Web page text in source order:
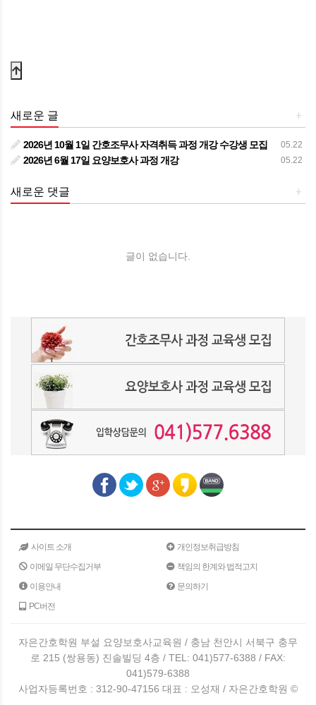
+
새로운 글
05.22
2026년 10월 1일 간호조무사 자격취득 과정 개강 수강생 모집
05.22
2026년 6월 17일 요양보호사 과정 개강
+
새로운 댓글
글이 없습니다.
사이트 소개
개인정보취급방침
이메일 무단수집거부
책임의 한계와 법적고지
이용안내
문의하기
PC버전
자은간호학원 부설 요양보호사교육원 / 충남 천안시 서북구 충무
로 215 (쌍용동) 진솔빌딩 4층 / TEL: 041)577-6388 / FAX:
041)579-6388
사업자등록번호 : 312-90-47156 대표 : 오성재 / 자은간호학원 ©